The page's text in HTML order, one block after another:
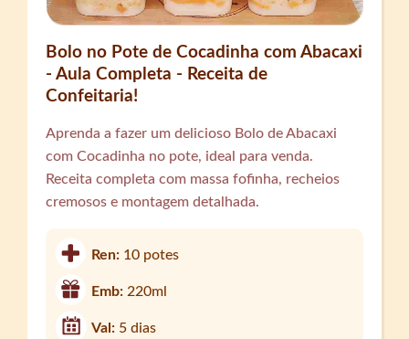
Bolo no Pote de Cocadinha com Abacaxi
- Aula Completa - Receita de
Confeitaria!
Aprenda a fazer um delicioso Bolo de Abacaxi
com Cocadinha no pote, ideal para venda.
Receita completa com massa fofinha, recheios
cremosos e montagem detalhada.
Ren: 10 potes
Emb:220ml
Val: 5 dias